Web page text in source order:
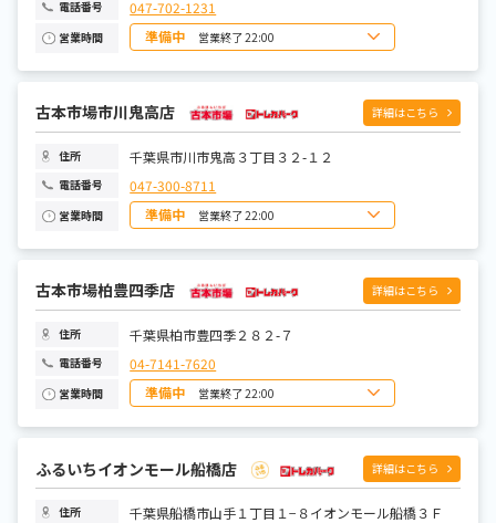
電話番号 047-702-1231
営業時間 準備中 営業終了 22:00
日曜日 10:00~22:00
月曜日
水曜日 10:00~22:00
木曜日 10:00~22:00
金曜日
土曜日 10:00~22:00
古本市場市川鬼高店 詳細はこちら
住所 千葉県市川市鬼高３丁目３２-１２
電話番号 047-300-8711
営業時間 準備中 営業終了 22:00
日曜日 10:00~22:00
月曜日
水曜日 10:00~22:00
木曜日 10:00~22:00
金曜日
土曜日 10:00~22:00
古本市場柏豊四季店 詳細はこちら
住所 千葉県柏市豊四季２８２-７
電話番号 04-7141-7620
営業時間 準備中 営業終了 22:00
日曜日 10:00~22:00
月曜日
水曜日 10:00~22:00
木曜日 10:00~22:00
金曜日
土曜日 10:00~22:00
ふるいちイオンモール船橋店 詳細はこちら
住所 千葉県船橋市山手１丁目１−８イオンモール船橋３Ｆ